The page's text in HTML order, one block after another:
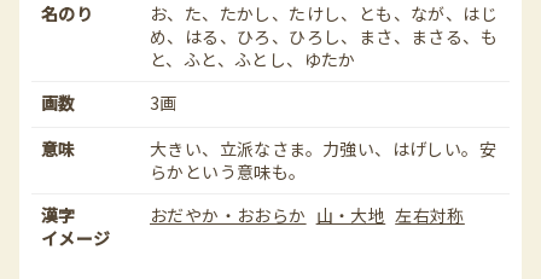
名のり
お、た、たかし、たけし、とも、なが、はじ
め、はる、ひろ、ひろし、まさ、まさる、も
と、ふと、ふとし、ゆたか
画数
3画
意味
大きい、立派なさま。力強い、はげしい。安
らかという意味も。
漢字
イメージ
おだやか・おおらか 山・大地 左右対称